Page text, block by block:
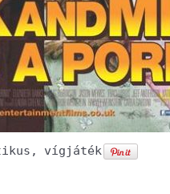
, vígjáték